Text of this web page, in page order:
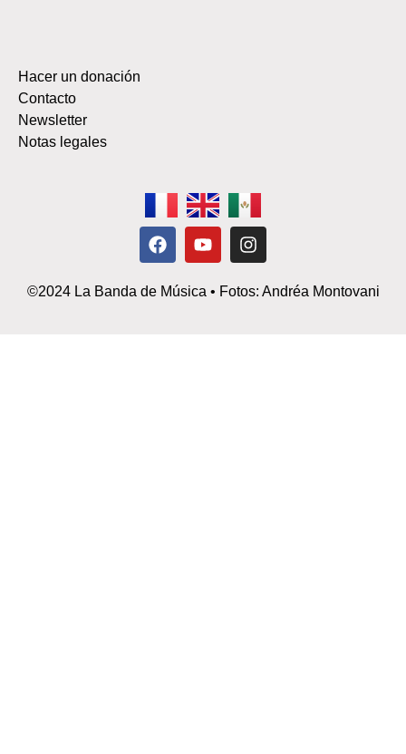
Hacer un donación
Contacto
Newsletter
Notas legales
©2024La Banda de Música • Fotos: Andréa Montovani